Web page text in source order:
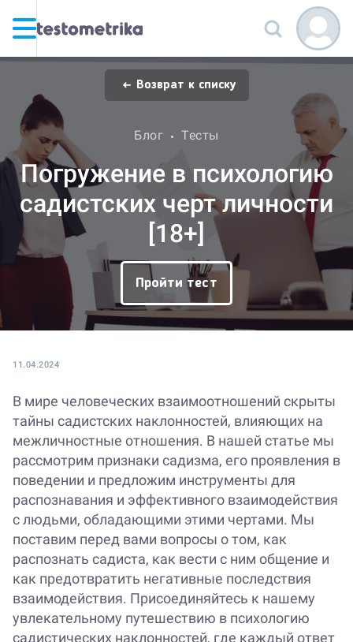
Возврат к списку
Блог Тесты
Погружение в психологию
садистских черт личности
[18+]
Пройти тест
11.04.2024
В мире человеческих взаимоотношений скрыты
тайны садистских наклонностей, влияющих на
межличностные отношения. В нашей статье мы
рассмотрим признаки садизма, его проявления в
поведении и предложим инструменты для
распознавания и эффективного взаимодействия
с людьми, обладающими этими чертами. Мы
поставим перед вами вопросы о том, как
распознать садиста, как вести с ним общение и
как предотвратить негативные последствия
взаимодействия. Присоединяйтесь к нашему
увлекательному путешествию в психологию
садистических наклонностей, где каждый ответ